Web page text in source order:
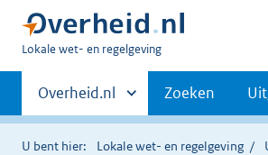
U
hier:
Lokale wet- en regelgeving
Primaire
navigatie
Andere
sites
binnen
Overheid.nl Zoeken
U bent hier: Lokale wet- en regelgeving